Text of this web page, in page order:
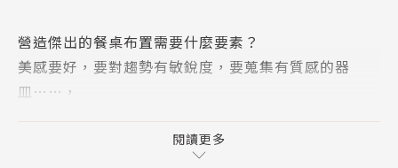
營造傑出的餐桌布置需要什麼要素？
美感要好，要對趨勢有敏銳度，要蒐集有質感的器
皿……，
作者將透過本書，不藏私分享所有知識和技巧：
閱讀更多